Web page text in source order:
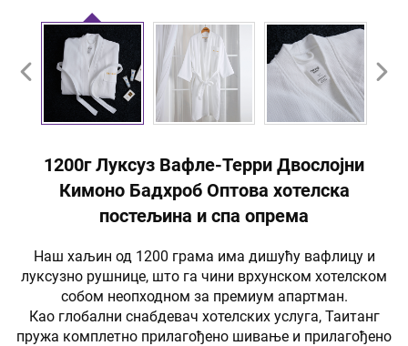
1200г Луксуз Вафле-Терри Двослојни
Кимоно Бадхроб Оптова хотелска
постељина и спа опрема
Наш хаљин од 1200 грама има дишућу вафлицу и
луксузно рушнице, што га чини врхунском хотелском
собом неопходном за премиум апартман.
Као глобални снабдевач хотелских услуга, Таитанг
пружа комплетно прилагођено шивање и прилагођено